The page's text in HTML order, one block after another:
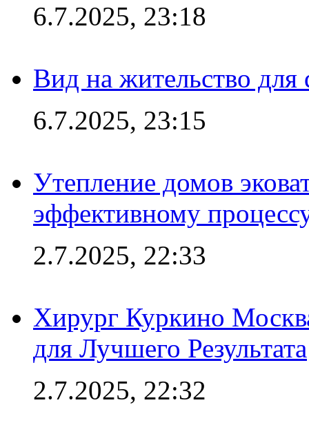
6.7.2025, 23:18
Вид на жительство
6.7.2025, 23:15
Утепление домов
эффективному
2.7.2025, 22:33
Хирург Куркино
для Лучшего Результата
2.7.2025, 22:32